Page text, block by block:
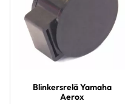
Blinkersrelä Yamaha
Aerox